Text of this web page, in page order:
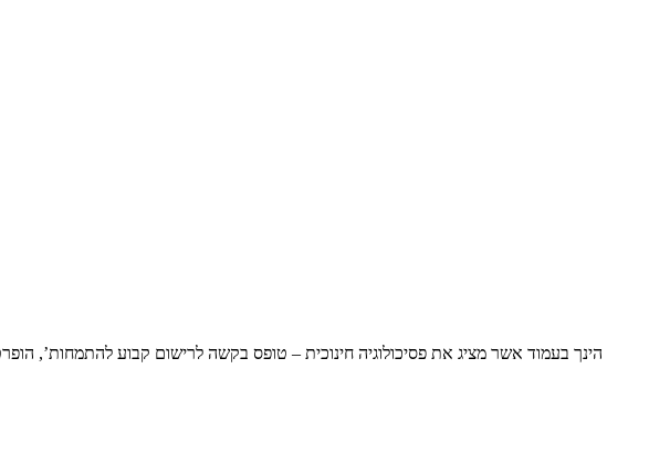
הינך בעמוד אשר מציג את פסיכולוגיה חינוכית – טופס בקשה לרישום קבוע להתמחות’,